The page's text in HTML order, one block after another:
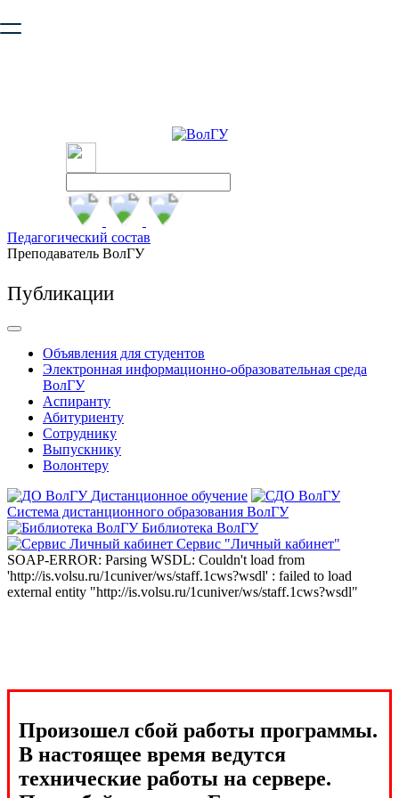
безопасную работу с сайтом. Пожалуйста
Педагогический состав
Преподаватель ВолГУ
Публикации
Объявления для студентов
Электронная информационно-образовательная среда
ВолГУ
Аспиранту
Абитуриенту
Сотруднику
Выпускнику
Волонтеру
Дистанционное обучение
Система дистанционного образования ВолГУ
Библиотека ВолГУ
Сервис "Личный кабинет"
SOAP-ERROR: Parsing WSDL: Couldn't load from
'http://is.volsu.ru/1cuniver/ws/staff.1cws?wsdl' : failed to load
external entity "http://is.volsu.ru/1cuniver/ws/staff.1cws?wsdl"
Произошел сбой работы программы.
В настоящее время ведутся
технические работы на сервере.